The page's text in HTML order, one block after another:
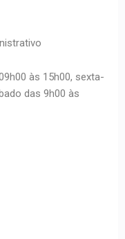
às 15h00, sexta-
das 9h00 às